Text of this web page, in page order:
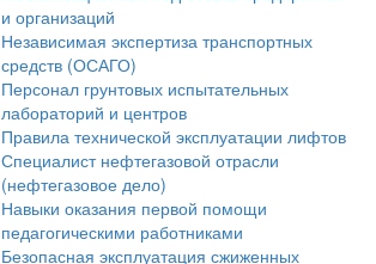
и организаций
Независимая экспертиза транспортных
средств (ОСАГО)
Персонал грунтовых испытательных
лабораторий и центров
Правила технической эксплуатации лифтов
Специалист нефтегазовой отрасли
(нефтегазовое дело)
Навыки оказания первой помощи
педагогическими работниками
Безопасная эксплуатация сжиженных